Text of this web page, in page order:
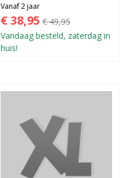
Vanaf 2 jaar
€ 38,95 € 49,95
Vandaag besteld, zaterdag in
huis!